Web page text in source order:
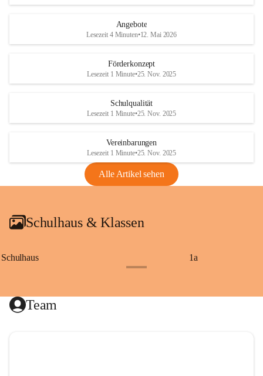
Angebote
Lesezeit 4 Minuten•12. Mai 2026
Förderkonzept
Lesezeit 1 Minute•25. Nov. 2025
Schulqualität
Lesezeit 1 Minute•25. Nov. 2025
Vereinbarungen
Lesezeit 1 Minute•25. Nov. 2025
Alle Artikel sehen
Schulhaus & Klassen
Schulhaus 1a
Team